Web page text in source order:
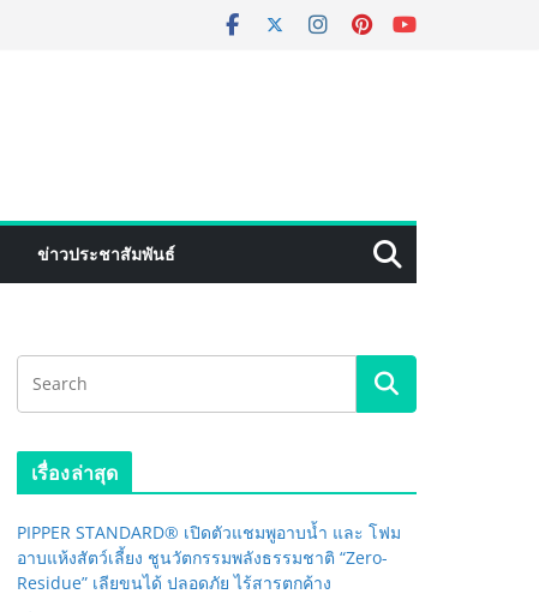
ข่าวประชาสัมพันธ์
เรื่องล่าสุด
PIPPER STANDARD® เปิดตัวแชมพูอาบน้ำ และ โฟม
อาบแห้งสัตว์เลี้ยง ชูนวัตกรรมพลังธรรมชาติ “Zero-
Residue” เลียขนได้ ปลอดภัย ไร้สารตกค้าง